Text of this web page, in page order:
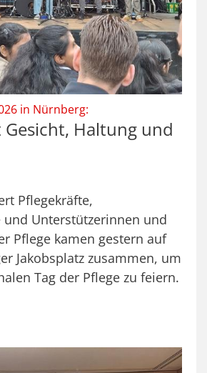
in Nürnberg:
Gesicht, Haltung und
Pflegekräfte,
und Unterstützerinnen und
Pflege kamen gestern auf
Jakobsplatz zusammen, um
Tag der Pflege zu feiern.